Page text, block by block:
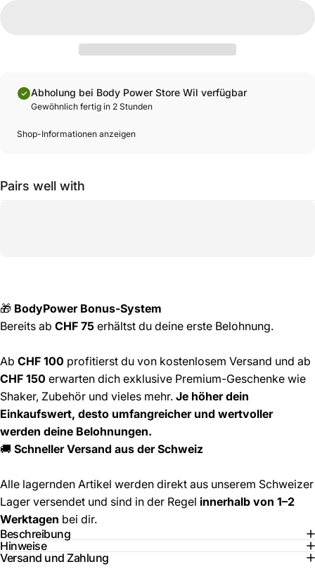
Abholung bei Body Power Store Wil verfügbar
Gewöhnlich fertig in 2 Stunden
Shop-Informationen anzeigen
Pairs well with
🎁 BodyPower Bonus-System
Bereits ab CHF 75 erhältst du deine erste Belohnung.
Ab CHF 100 profitierst du von kostenlosem Versand und ab
CHF 150 erwarten dich exklusive Premium-Geschenke wie
Shaker, Zubehör und vieles mehr. Je höher dein
Einkaufswert, desto umfangreicher und wertvoller
werden deine Belohnungen.
🚚 Schneller Versand aus der Schweiz
Alle lagernden Artikel werden direkt aus unserem Schweizer
Lager versendet und sind in der Regel innerhalb von 1–2
Werktagen bei dir.
Beschreibung
Hinweise
Versand und Zahlung